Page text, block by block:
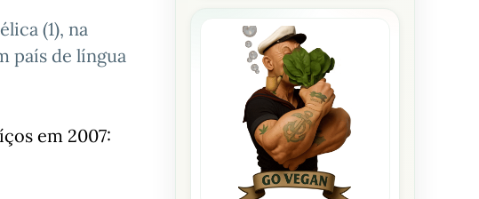
(1), na
país de língua
em 2007: